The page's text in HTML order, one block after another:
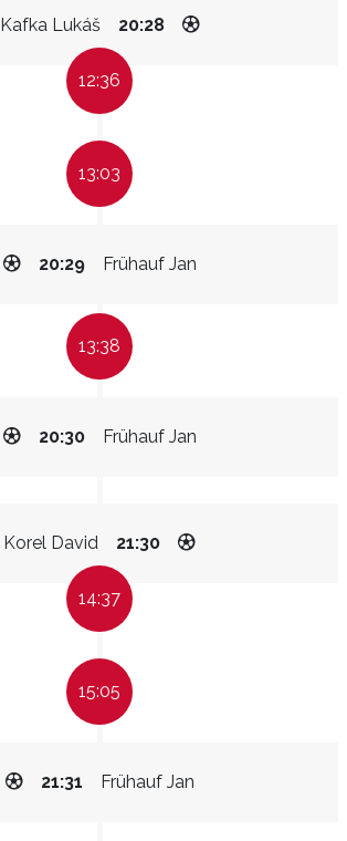
Kafka Lukáš 20:28
12:36
13:03
Frühauf Jan
20:29
13:38
Frühauf Jan
20:30
Korel David 21:30
14:37
15:05
Frühauf Jan
21:31